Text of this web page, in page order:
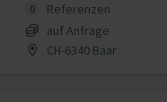
0
Referenzen
auf Anfrage
CH-6340 Baar